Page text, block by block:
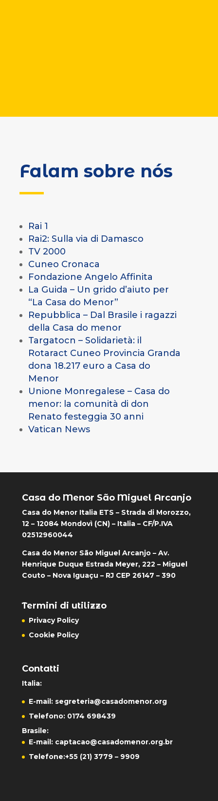
Falam sobre nós
Rai 1
Rai2: Sulla via di Damasco
TV 2000
Cuneo Cronaca
Fondazione Angelo Affinita
La Guida – Un grido d’aiuto per
“La Casa do Menor”
Repubblica – Dal Brasile i ragazzi
della Casa do menor
Targatocn – Solidarietà: il
Rotaract Cuneo Provincia Granda
dona 18.217 euro a Casa do
Menor
Unione Monregalese – Casa do
menor: la comunità di don
Renato festeggia 30 anni
Vatican News
Casa do Menor São Miguel Arcanjo
Casa do Menor Italia ETS – Strada di Morozzo,
12 – 12084 Mondovì (CN) – Italia – CF/P.IVA
02512960044
Casa do Menor São Miguel Arcanjo – Av.
Henrique Duque Estrada Meyer, 222 – Miguel
Couto – Nova Iguaçu – RJ CEP 26147 – 390
Termini di utilizzo
Privacy Policy
Cookie Policy
Contatti
Italia:
E-mail: segreteria@casadomenor.org
Telefono: 0174 698439
Brasile:
E-mail: captacao@casadomenor.org.br
Telefone:+55 (21) 3779 – 9909